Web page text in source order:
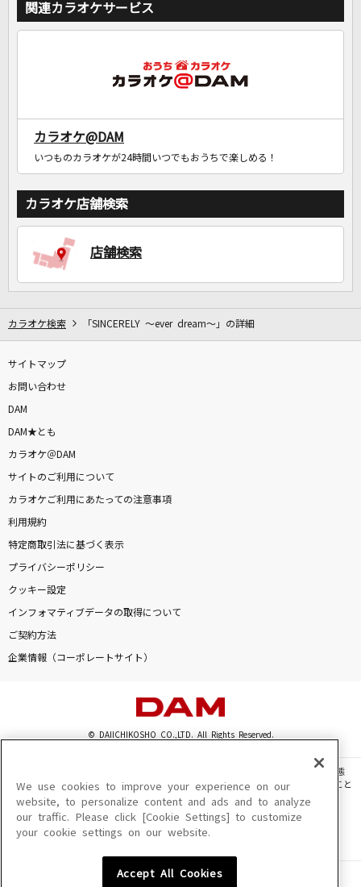
関連カラオケサービス
カラオケ@DAM
いつものカラオケが24時間いつでもおうちで楽しめる！
カラオケ店舗検索
店舗検索
カラオケ検索 「SINCERELY ～ever dream～」の詳細
サイトマップ
お問い合わせ
DAM
DAM★とも
カラオケ＠DAM
サイトのご利用について
カラオケご利用にあたっての注意事項
利用規約
特定商取引法に基づく表示
プライバシーポリシー
クッキー設定
インフォマティブデータの取得について
ご契約方法
企業情報（コーポレートサイト）
© DAIICHIKOSHO CO.,LTD. All Rights Reserved.
このサイトに掲載されている一切の文章・画像・写真・動画・音声等を、手段や形態
を問わず、著作権法の定める範囲を超えて無断で複製、転載、ファイル化などすること
を禁じます。
楽曲及びコンテンツは、機種によりご利用いただけない場合があります。
楽曲及びコンテンツの配信日、配信内容が変更になる場合があります。
We use cookies to improve your experience on our
website, to personalize content and ads and to analyze
our traffic. Please click [Cookie Settings] to customize
your cookie settings on our website.
Accept All Cookies